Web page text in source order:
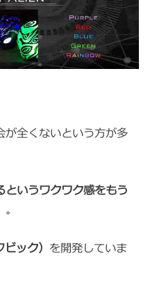
が全くないという方が多
というワクワク感をもう
。
ック） を開発していま